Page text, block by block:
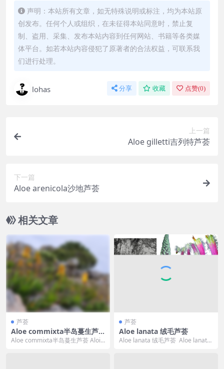
声明：本站所有文章，如无特殊说明或标注，均为本站原
创发布。任何个人或组织，在未征得本站同意时，禁止复
制、盗用、采集、发布本站内容到任何网站、书籍等各类媒
体平台。如若本站内容侵犯了原著者的合法权益，可联系我
们进行处理。
lohas 分享 收藏 点赞(0)
上一篇
Aloe gilletti吉列特芦荟
下一篇
Aloe arenicola沙地芦荟
相关文章
芦荟
Aloe commixta半岛蔓生芦
荟
Aloe commixta半岛蔓生芦荟 Aloia
芦荟
Aloe lanata 绒毛芦荟
Aloe lanata 绒毛芦荟 Aloe lanata